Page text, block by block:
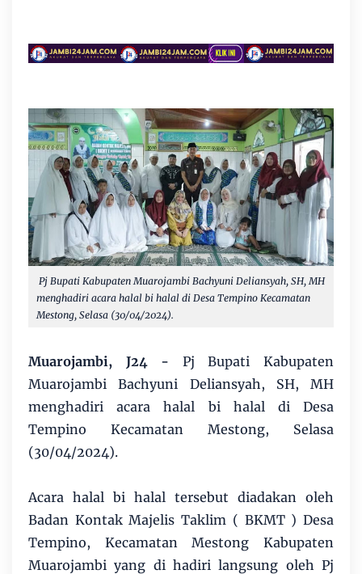
Pj Bupati Kabupaten Muarojambi Bachyuni Deliansyah, SH, MH
menghadiri acara halal bi halal di Desa Tempino Kecamatan
Mestong, Selasa (30/04/2024).
Muarojambi, J24 - Pj Bupati Kabupaten
Muarojambi Bachyuni Deliansyah, SH, MH
menghadiri acara halal bi halal di Desa
Tempino Kecamatan Mestong, Selasa
(30/04/2024).
Acara halal bi halal tersebut diadakan oleh
Badan Kontak Majelis Taklim ( BKMT ) Desa
Tempino, Kecamatan Mestong Kabupaten
Muarojambi yang di hadiri langsung oleh Pj